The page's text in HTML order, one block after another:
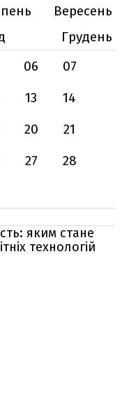
Вересень
Грудень
06
07
13
14
20
21
27
28
яким стане
технологій